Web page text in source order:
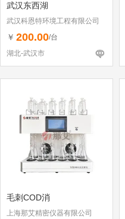
武汉东西湖
武汉科恩特环境工程有限公司
￥ 200.00/台
湖北-武汉市
毛刺COD消
上海那艾精密仪器有限公司